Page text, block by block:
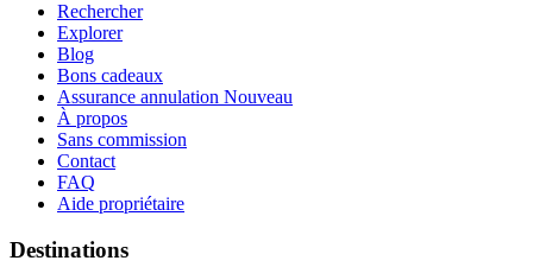
Rechercher
Explorer
Blog
Bons cadeaux
Assurance annulation Nouveau
À propos
Sans commission
Contact
FAQ
Aide propriétaire
Destinations